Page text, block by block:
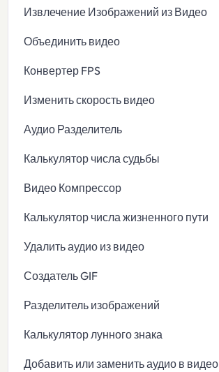
Извлечение Изображений из Видео
Объединить видео
Конвертер FPS
Изменить скорость видео
Аудио Разделитель
Калькулятор числа судьбы
Видео Компрессор
Калькулятор числа жизненного пути
Удалить аудио из видео
Создатель GIF
Разделитель изображений
Калькулятор лунного знака
Добавить или заменить аудио в видео